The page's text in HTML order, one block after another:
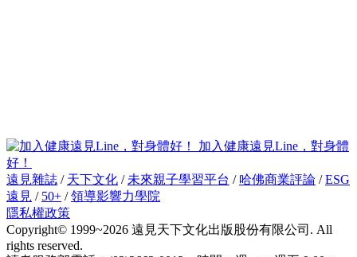
加入健康遠見Line，對身體
好！
遠見雜誌 / 天下文化 / 未來親子學習平台 / 哈佛商業評論 /ESG
遠見 / 50+ /領導影響力學院
隱私權政策
Copyright© 1999~2026 遠見天下文化出版股份有限公司. All
rights reserved.